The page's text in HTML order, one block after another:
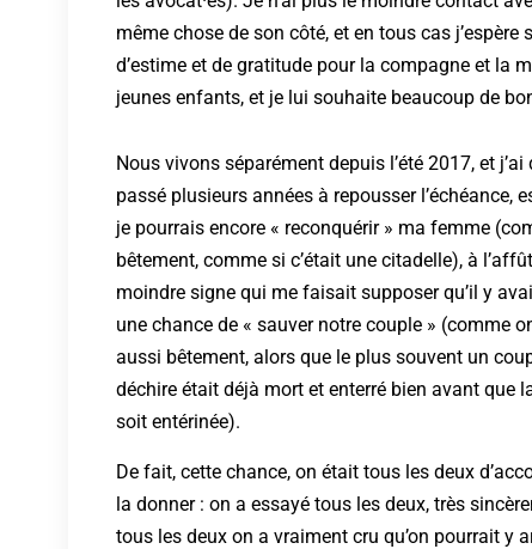
même chose de son côté, et en tous cas
d’estime et de gratitude pour la compagne et la
jeunes enfants, et je lui souhaite beaucoup de
Nous vivons séparément depuis l’été 2017, et j’ai
passé plusieurs années à repousser l’échéance,
je pourrais encore « reconquérir » ma femme
bêtement, comme si c’était une citadelle), à
moindre signe qui me faisait supposer qu’il y
une chance de « sauver notre couple » (comme
aussi bêtement, alors que le plus souvent un
déchire était déjà mort et enterré bien avant que
soit entérinée).
De fait, cette chance, on était tous les deux
la donner : on a essayé tous les deux, très
tous les deux on a vraiment cru qu’on pourrait y